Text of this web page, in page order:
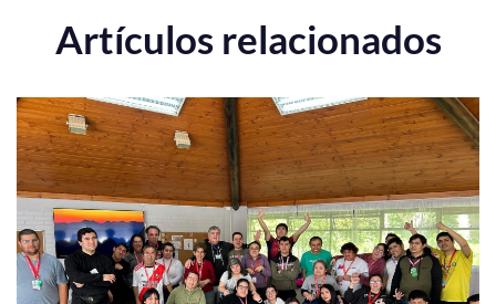
Artículos relacionados